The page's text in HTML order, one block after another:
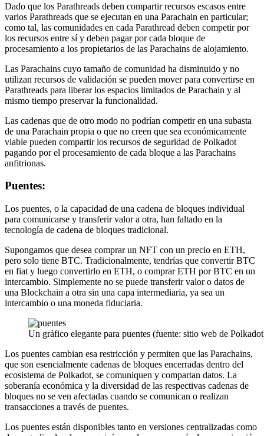
Dado que los Parathreads deben compartir recursos escasos entre
varios Parathreads que se ejecutan en una Parachain en particular;
como tal, las comunidades en cada Parathread deben competir por
los recursos entre sí y deben pagar por cada bloque de
procesamiento a los propietarios de las Parachains de alojamiento.
Las Parachains cuyo tamaño de comunidad ha disminuido y no
utilizan recursos de validación se pueden mover para convertirse en
Parathreads para liberar los espacios limitados de Parachain y al
mismo tiempo preservar la funcionalidad.
Las cadenas que de otro modo no podrían competir en una subasta
de una Parachain propia o que no creen que sea económicamente
viable pueden compartir los recursos de seguridad de Polkadot
pagando por el procesamiento de cada bloque a las Parachains
anfitrionas.
Puentes:
Los puentes, o la capacidad de una cadena de bloques individual
para comunicarse y transferir valor a otra, han faltado en la
tecnología de cadena de bloques tradicional.
Supongamos que desea comprar un NFT con un precio en ETH,
pero solo tiene BTC. Tradicionalmente, tendrías que convertir BTC
en fiat y luego convertirlo en ETH, o comprar ETH por BTC en un
intercambio. Simplemente no se puede transferir valor o datos de
una Blockchain a otra sin una capa intermediaria, ya sea un
intercambio o una moneda fiduciaria.
Un gráfico elegante para puentes (fuente: sitio web de
Los puentes cambian esa restricción y permiten que las Parachains,
que son esencialmente cadenas de bloques encerradas dentro del
ecosistema de Polkadot, se comuniquen y compartan datos. La
soberanía económica y la diversidad de las respectivas cadenas de
bloques no se ven afectadas cuando se comunican o realizan
transacciones a través de puentes.
Los puentes están disponibles tanto en versiones centralizadas como